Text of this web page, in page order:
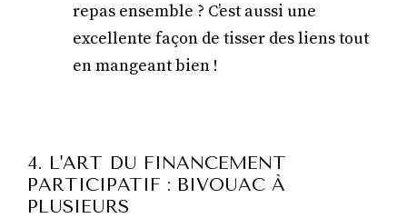
repas ensemble ? C’est aussi une
excellente façon de tisser des liens tout
en mangeant bien !
4. L'ART DU FINANCEMENT
PARTICIPATIF : BIVOUAC À
PLUSIEURS